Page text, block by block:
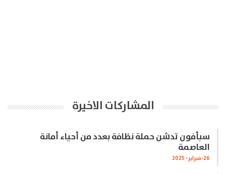
المشاركات الاخيرة
سبأفون تدشن حملة نظافة بعدد من أحياء أمانة
العاصمة
26-فبراير- 2025